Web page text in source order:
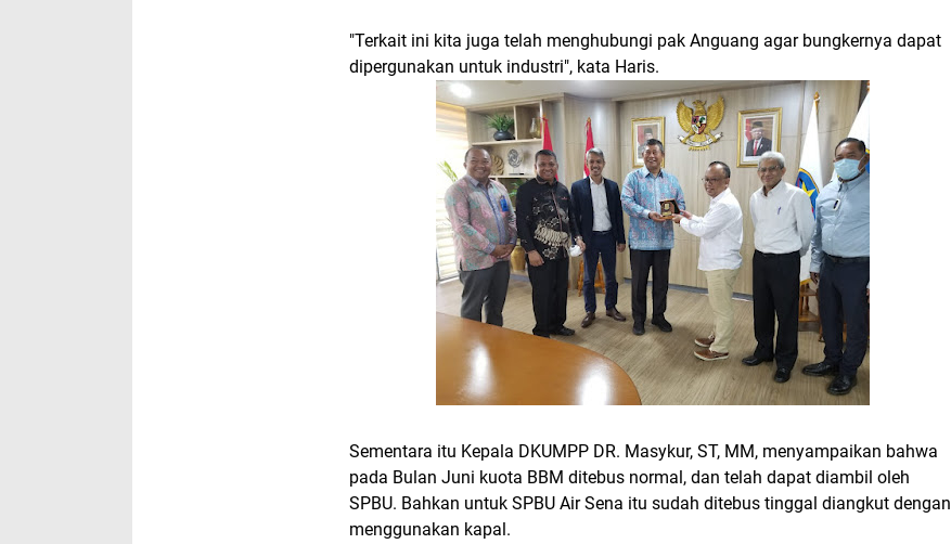
"Terkait ini kita juga telah menghubungi pak Anguang agar bungkernya dapat
dipergunakan untuk industri", kata Haris.
Sementara itu Kepala DKUMPP DR. Masykur, ST, MM, menyampaikan bahwa
pada Bulan Juni kuota BBM ditebus normal, dan telah dapat diambil oleh
SPBU. Bahkan untuk SPBU Air Sena itu sudah ditebus tinggal diangkut dengan
menggunakan kapal.